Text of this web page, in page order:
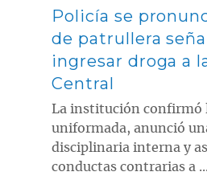
Policía se
de patrullera
ingresar droga a
Central
La institución confirmó
uniformada, anunció
disciplinaria interna y
conductas contrarias a ...